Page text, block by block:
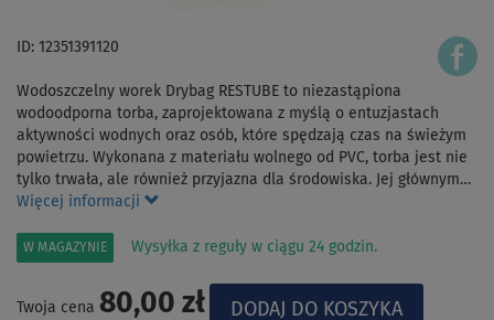
ID: 12351391120
Wodoszczelny worek Drybag RESTUBE to niezastąpiona
wodoodporna torba, zaprojektowana z myślą o entuzjastach
aktywności wodnych oraz osób, które spędzają czas na świeżym
powietrzu. Wykonana z materiału wolnego od PVC, torba jest nie
tylko trwała, ale również przyjazna dla środowiska. Jej głównym…
Więcej informacji
W MAGAZYNIE Wysyłka z reguły w ciągu 24 godzin.
Twoja cena 80,00 zł